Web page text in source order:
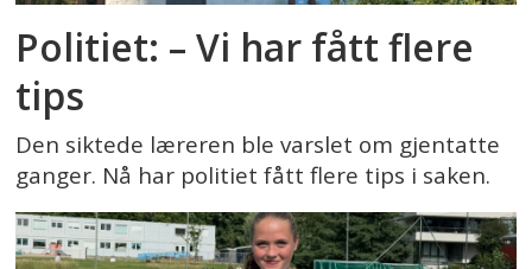
Politiet: – Vi har fått flere
tips
Den siktede læreren ble varslet om gjentatte
ganger. Nå har politiet fått flere tips i saken.